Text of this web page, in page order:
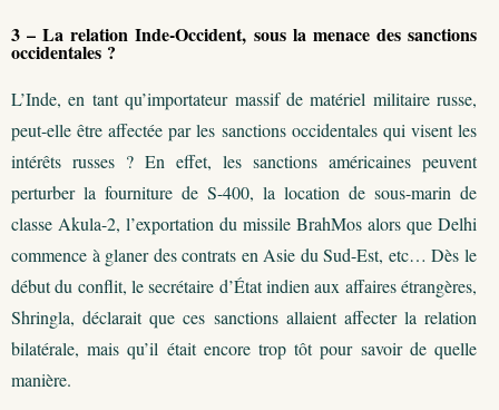
3 – La relation Inde-Occident, sous la menace des sanctions
occidentales ?
L’Inde, en tant qu’importateur massif de matériel militaire russe,
peut-elle être affectée par les sanctions occidentales qui visent les
intérêts russes ? En effet, les sanctions américaines peuvent
perturber la fourniture de S-400, la location de sous-marin de
classe Akula-2, l’exportation du missile BrahMos alors que Delhi
commence à glaner des contrats en Asie du Sud-Est, etc… Dès le
début du conflit, le secrétaire d’État indien aux affaires étrangères,
Shringla, déclarait que ces sanctions allaient affecter la relation
bilatérale, mais qu’il était encore trop tôt pour savoir de quelle
manière.